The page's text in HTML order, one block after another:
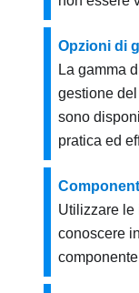
Opzioni di
La gamma
gestione
sono
pratica ed
Utilizzare le
conoscere